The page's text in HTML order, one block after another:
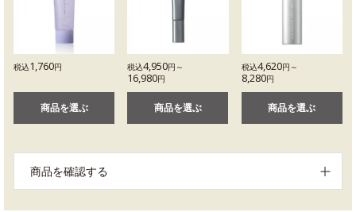
税込1,760円
商品を選ぶ
税込4,950円～
16,980円
商品を選ぶ
税込4,620円～
8,280円
商品を選ぶ
商品を確認する